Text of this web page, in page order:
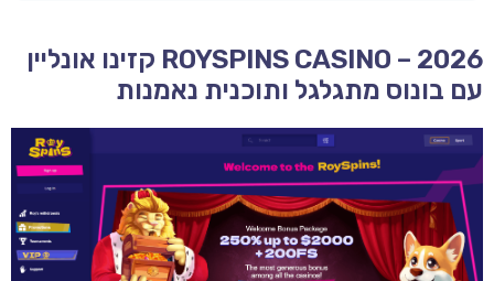
ROYSPINS CASINO – 2026 קזינו אונליין
עם בונוס מתגלגל ותוכנית נאמנות